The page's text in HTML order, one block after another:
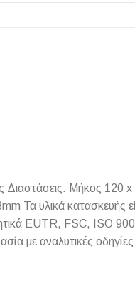
Διαστάσεις: Μήκος 120
Τα υλικά κατασκευής
EUTR, FSC, ISO
με αναλυτικές